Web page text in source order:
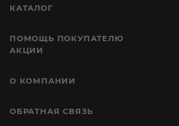
КАТАЛОГ
ПОМОЩЬ ПОКУПАТЕЛЮ
АКЦИИ
О КОМПАНИИ
ОБРАТНАЯ СВЯЗЬ